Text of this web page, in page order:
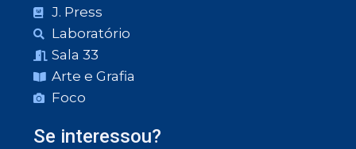
J. Press
Laboratório
Sala 33
Arte e Grafia
Foco
Se interessou?